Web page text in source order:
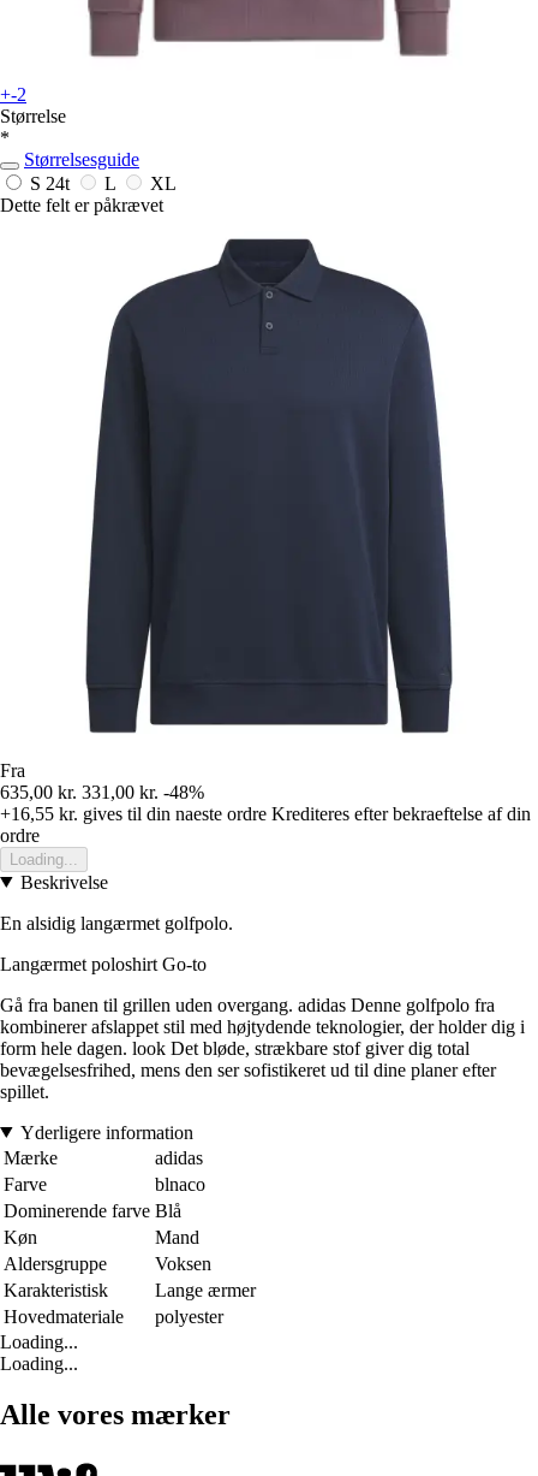
+-2
Størrelse
*
Størrelsesguide
S 24t L
XL
Dette felt er påkrævet
Fra
635,00 kr. 331,00 kr. -48%
+16,55 kr. gives til din naeste ordre Krediteres efter bekraeftelse af din
ordre
Loading...
Beskrivelse
En alsidig langærmet golfpolo.
Langærmet poloshirt Go-to
Gå fra banen til grillen uden overgang. adidas Denne golfpolo fra
kombinerer afslappet stil med højtydende teknologier, der holder dig i
form hele dagen. look Det bløde, strækbare stof giver dig total
bevægelsesfrihed, mens den ser sofistikeret ud til dine planer efter
spillet.
Yderligere information
Mærke
adidas
Farve
blnaco
Dominerende farve Blå
Køn
Mand
Aldersgruppe
Voksen
Karakteristisk
Lange ærmer
Hovedmateriale
polyester
Loading...
Loading...
Alle vores mærker